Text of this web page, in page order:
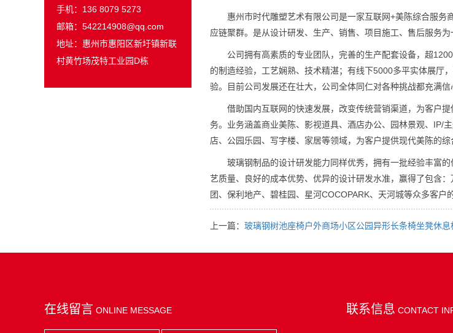
手机：136 8079 5273
邮箱：542214908@qq.com
地址：惠州市惠阳区新圩镇新联
村黄竹场茂特工业园D栋
惠州市时代雕塑艺术有限公司是一家互联网+美陈综合服务
应链聚群。是从设计研发、生产、销售、项目施工、售后服务为
公司拥有高素质的专业团队，完善的生产配套设备，超
的制造经验，工艺娴熟、技术精湛；有线下5000多平实体展厅
验。目前公司发展还在壮大，公司全体同仁对各种挑战都充满信
借助国内互联网的快速发展，改变传统营销渠道，为客户提
务。业务涵盖商业美陈、影视道具、酒店办公、园林景观、IP/
店、公园乐园、写字楼、家居等领域，为客户提供现代美陈的综
玻璃钢制品的设计研发能力同样优秀，拥有一批经验丰富的
艺质量、良好的成本优势、优异的设计研发水准，赢得了包含
团、保利地产、碧桂园、星河COCOPARK、天河城等众多客户
上一篇： 玻璃钢树池座椅户外商场小区公园异形长条椅坐凳休息
在线留言 ONLINE MESSAGE 联系信息 CONTACT